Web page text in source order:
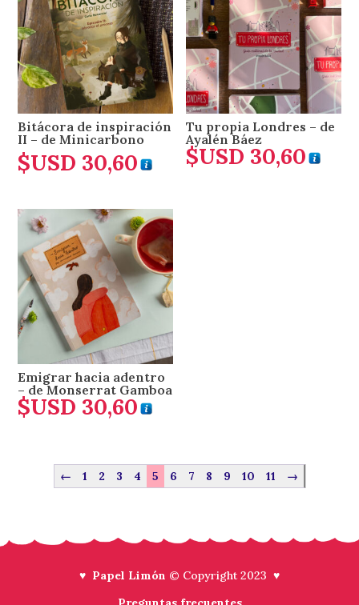
Bitácora de inspiración
II – de Minicarbono
$USD 30,60
Tu propia Londres – de
Ayalén Báez
$USD 30,60
Emigrar hacia adentro
– de Monserrat Gamboa
$USD 30,60
← 1 2 3 4 5 6 7 8 9 10 11 →
♥ Papel Limón © Copyright 2023 ♥